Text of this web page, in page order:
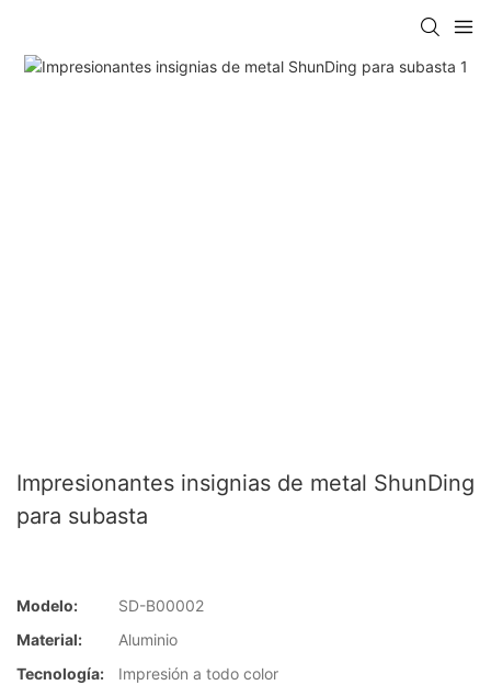
Impresionantes insignias de metal ShunDing
para subasta
Modelo:
SD-B00002
Material:
Aluminio
Tecnología:
Impresión a todo color